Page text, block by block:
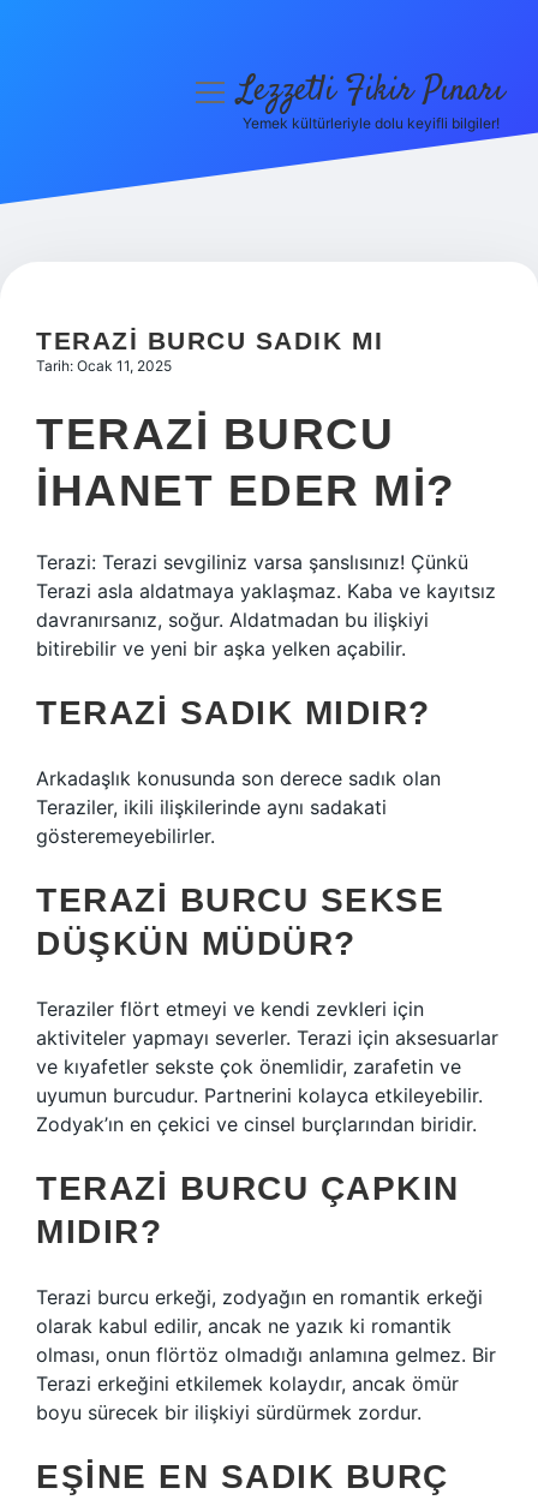
Hakkımızda
menüyüLezzetli Fikir Pınarı
Yemek kültürleriyle dolu keyifli bilgiler!
TERAZI BURCU SADIK MI
Tarih: Ocak 11, 2025
TERAZI BURCU
IHANET EDER MI?
Terazi: Terazi sevgiliniz varsa şanslısınız! Çünkü
Terazi asla aldatmaya yaklaşmaz. Kaba ve kayıtsız
davranırsanız, soğur. Aldatmadan bu ilişkiyi
bitirebilir ve yeni bir aşka yelken açabilir.
TERAZI SADIK MIDIR?
Arkadaşlık konusunda son derece sadık olan
Teraziler, ikili ilişkilerinde aynı sadakati
gösteremeyebilirler.
TERAZI BURCU SEKSE
DÜŞKÜN MÜDÜR?
Teraziler flört etmeyi ve kendi zevkleri için
aktiviteler yapmayı severler. Terazi için aksesuarlar
ve kıyafetler sekste çok önemlidir, zarafetin ve
uyumun burcudur. Partnerini kolayca etkileyebilir.
Zodyak’ın en çekici ve cinsel burçlarından biridir.
TERAZI BURCU ÇAPKIN
MIDIR?
Terazi burcu erkeği, zodyağın en romantik erkeği
olarak kabul edilir, ancak ne yazık ki romantik
olması, onun flörtöz olmadığı anlamına gelmez. Bir
Terazi erkeğini etkilemek kolaydır, ancak ömür
boyu sürecek bir ilişkiyi sürdürmek zordur.
EŞINE EN SADIK BURÇ